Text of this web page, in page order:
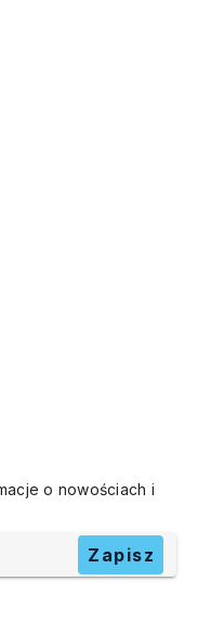
o nowościach i
Zapisz